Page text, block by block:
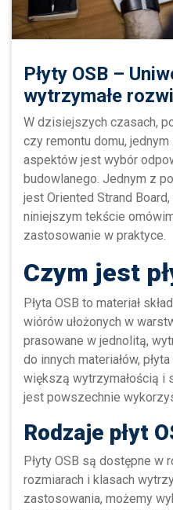
Płyty OSB –
wytrzymałe
W dzisiejszych czasach,
czy remontu domu,
aspektów jest wybór
budowlanego. Jednym z
jest Oriented Strand Board,
niniejszym tekście
zastosowanie w praktyce.
Czym jest
Płyta OSB to materiał
wiórów ułożonych w
prasowane w jednolitą,
do innych materiałów,
większą wytrzymałością i
jest powszechnie
Rodzaje płyt
Płyty OSB są dostępne w
rozmiarach i klasach
zastosowania, możemy